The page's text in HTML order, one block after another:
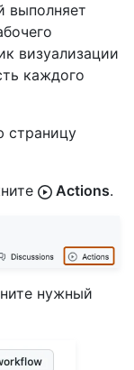
выполняет
визуализации
каждого
страницу
Actions.
нужный